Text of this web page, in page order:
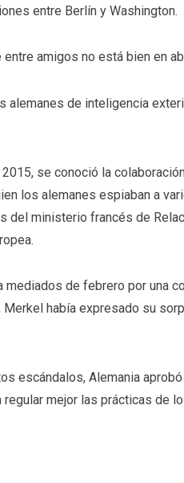
entre Berlín y Washington.
entre amigos no está bien en
alemanes de inteligencia
2015, se conoció la
los alemanes espiaban a
del ministerio francés de
mediados de febrero por una
Merkel había expresado su
escándalos, Alemania
regular mejor las prácticas de